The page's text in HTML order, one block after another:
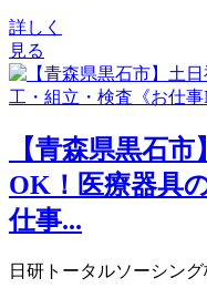
詳しく
見る
【青森県黒石
OK！医療器具
仕事...
日研トータルソーシン